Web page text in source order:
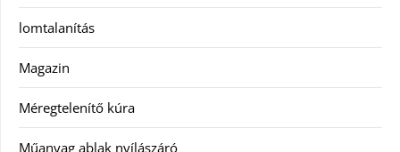
lomtalanítás
Magazin
Méregtelenítő kúra
Műanyag ablak nyílászáró